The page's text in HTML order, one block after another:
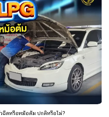
ฉีดหรือหม้อต้ม ปกติหรือไม่?